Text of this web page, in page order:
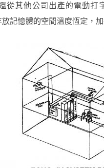
從其他公司出產的電動
記憶體的空間溫度恆定，